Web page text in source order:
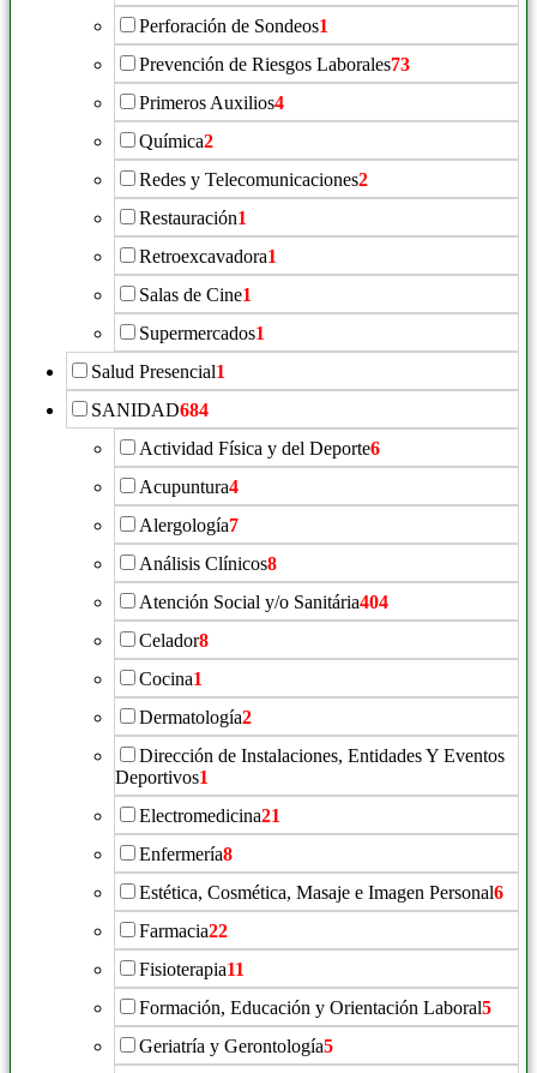
Perforación de Sondeos1
Prevención de Riesgos Laborales73
Primeros Auxilios4
Química2
Redes y Telecomunicaciones2
Restauración1
Retroexcavadora1
Salas de Cine1
Supermercados1
Salud Presencial1
SANIDAD684
Actividad Física y del Deporte6
Acupuntura4
Alergología7
Análisis Clínicos8
Atención Social y/o Sanitária404
Celador8
Cocina1
Dermatología2
Dirección de Instalaciones, Entidades Y Eventos
Deportivos1
Electromedicina21
Enfermería8
Estética, Cosmética, Masaje e Imagen Personal6
Farmacia22
Fisioterapia11
Formación, Educación y Orientación Laboral5
Geriatría y Gerontología5